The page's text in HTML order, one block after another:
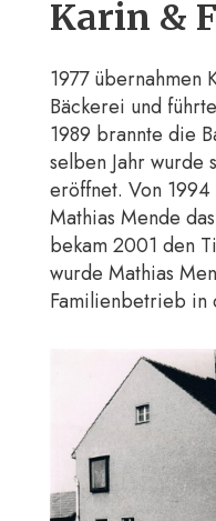
Karin &
1977 übernahmen
Bäckerei und
1989 brannte die
selben Jahr wurde
eröffnet. Von
Mathias Mende
bekam 2001 den
wurde Mathias
Familienbetrieb